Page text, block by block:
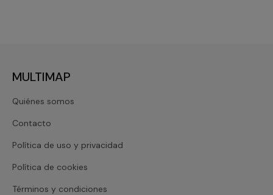
MULTIMAP
Quiénes somos
Contacto
Política de uso y privacidad
Política de cookies
Términos y condiciones